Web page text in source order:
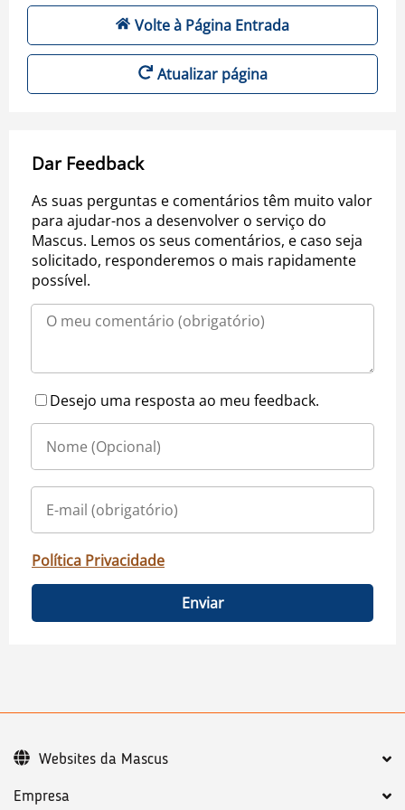
Volte à Página Entrada
Atualizar página
Dar Feedback
As suas perguntas e comentários têm muito valor
para ajudar-nos a desenvolver o serviço do
Mascus. Lemos os seus comentários, e caso seja
solicitado, responderemos o mais rapidamente
possível.
Desejo uma resposta ao meu feedback.
Política Privacidade
Enviar
Empresa
Websites da Mascus